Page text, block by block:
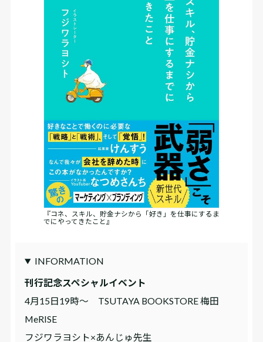
『コネ、スキル、貯金ナシから「好き」を仕事にするま
でにやってきたこと』
INFORMATION
刊行記念スペシャルイベント
4月15日19時〜 TSUTAYA BOOKSTORE 梅田
MeRISE
フジワラヨシト×あんじゅ先生